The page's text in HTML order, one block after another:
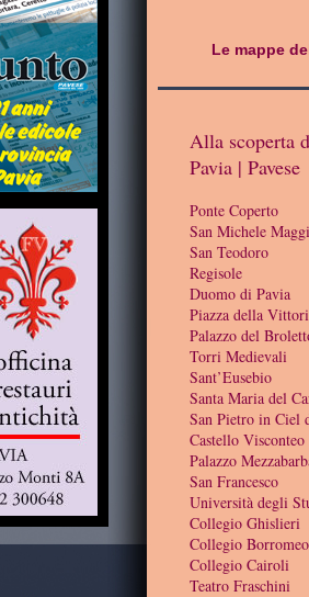
Alla scoperta
Pavia | Pavese
Ponte Coperto
San Michele
San Teodoro
Regisole
Duomo di Pavia
Piazza della
Palazzo del
Torri Medievali
Sant’Eusebio
Santa Maria del
San Pietro in Ciel
Castello Visconteo
Palazzo
San Francesco
Università degli
Collegio Ghislieri
Collegio Borromeo
Collegio Cairoli
Teatro Fraschini
Le mappe